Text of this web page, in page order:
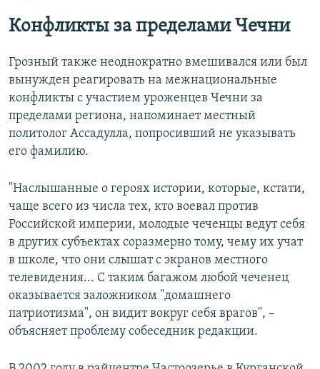
Конфликты за пределами Чечни
Грозный также неоднократно вмешивался или был
вынужден реагировать на межнациональные
конфликты с участием уроженцев Чечни за
пределами региона, напоминает местный
политолог Ассадулла, попросивший не указывать
его фамилию.
"Наслышанные о героях истории, которые, кстати,
чаще всего из числа тех, кто воевал против
Российской империи, молодые чеченцы ведут себя
в других субъектах соразмерно тому, чему их учат
в школе, что они слышат с экранов местного
телевидения... С таким багажом любой чеченец
оказывается заложником "домашнего
патриотизма", он видит вокруг себя врагов", –
объясняет проблему собеседник редакции.